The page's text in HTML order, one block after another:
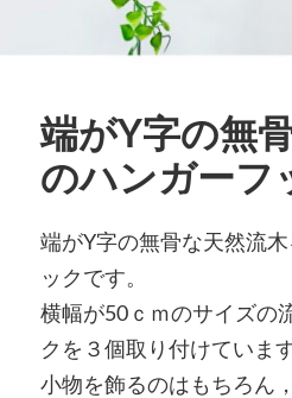
端がY字の無
のハンガーフ
端がY字の無骨な天然流
ックです。
横幅が50ｃｍのサイズの
クを３個取り付けています
小物を飾るのはもちろん